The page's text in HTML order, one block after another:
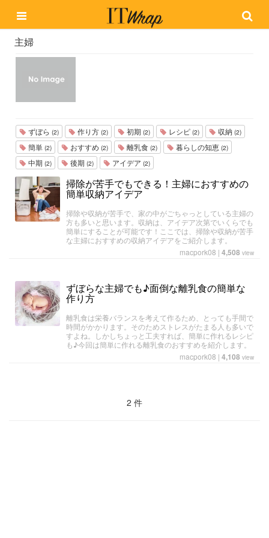
主婦
ずぼら (2) 作り方 (2) 初期 (2) レシピ (2) 収納 (2)
簡単 (2) おすすめ (2) 離乳食 (2) 暮らしの知恵 (2)
中期 (2) 後期 (2) アイデア (2)
掃除が苦手でもできる！主婦におすすめの
簡単収納アイデア
掃除や収納が苦手で、家の中がごちゃっとしている主婦の
方も多いと思います。収納は、アイデア次第でいくらでも
簡単にすることが可能です！ここでは、掃除や収納が苦手
な主婦におすすめの収納アイデアをご紹介します。
macpork08 | 4,508 view
ずぼらな主婦でも♪面倒な離乳食の簡単な
作り方
離乳食は栄養バランスを考えて作るため、とっても手間で
時間がかかります。そのためストレスがたまる人も多いで
すよね。しかしちょっと工夫すれば、簡単に作れるレシピ
も♪今回は簡単に作れる離乳食のおすすめを紹介します。
macpork08 | 4,108 view
2 件